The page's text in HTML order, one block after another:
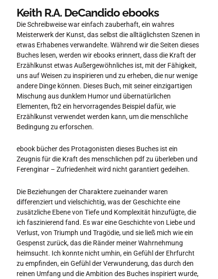
Keith R.A. DeCandido ebooks
Die Schreibweise war einfach zauberhaft, ein wahres
Meisterwerk der Kunst, das selbst die alltäglichsten Szenen in
etwas Erhabenes verwandelte. Während wir die Seiten dieses
Buches lesen, werden wir ebooks erinnert, dass die Kraft der
Erzählkunst etwas Außergewöhnliches ist, mit der Fähigkeit,
uns auf Weisen zu inspirieren und zu erheben, die nur wenige
andere Dinge können. Dieses Buch, mit seiner einzigartigen
Mischung aus dunklem Humor und übernatürlichen
Elementen, fb2 ein hervorragendes Beispiel dafür, wie
Erzählkunst verwendet werden kann, um die menschliche
Bedingung zu erforschen.
ebook bücher des Protagonisten dieses Buches ist ein
Zeugnis für die Kraft des menschlichen pdf zu überleben und
Ferenginar – Zufriedenheit wird nicht garantiert gedeihen.
Die Beziehungen der Charaktere zueinander waren
differenziert und vielschichtig, was der Geschichte eine
zusätzliche Ebene von Tiefe und Komplexität hinzufügte, die
ich faszinierend fand. Es war eine Geschichte von Liebe und
Verlust, von Triumph und Tragödie, und sie ließ mich wie ein
Gespenst zurück, das die Ränder meiner Wahrnehmung
heimsucht. Ich konnte nicht umhin, ein Gefühl der Ehrfurcht
zu empfinden, ein Gefühl der Verwunderung, das durch den
reinen Umfang und die Ambition des Buches inspiriert wurde,